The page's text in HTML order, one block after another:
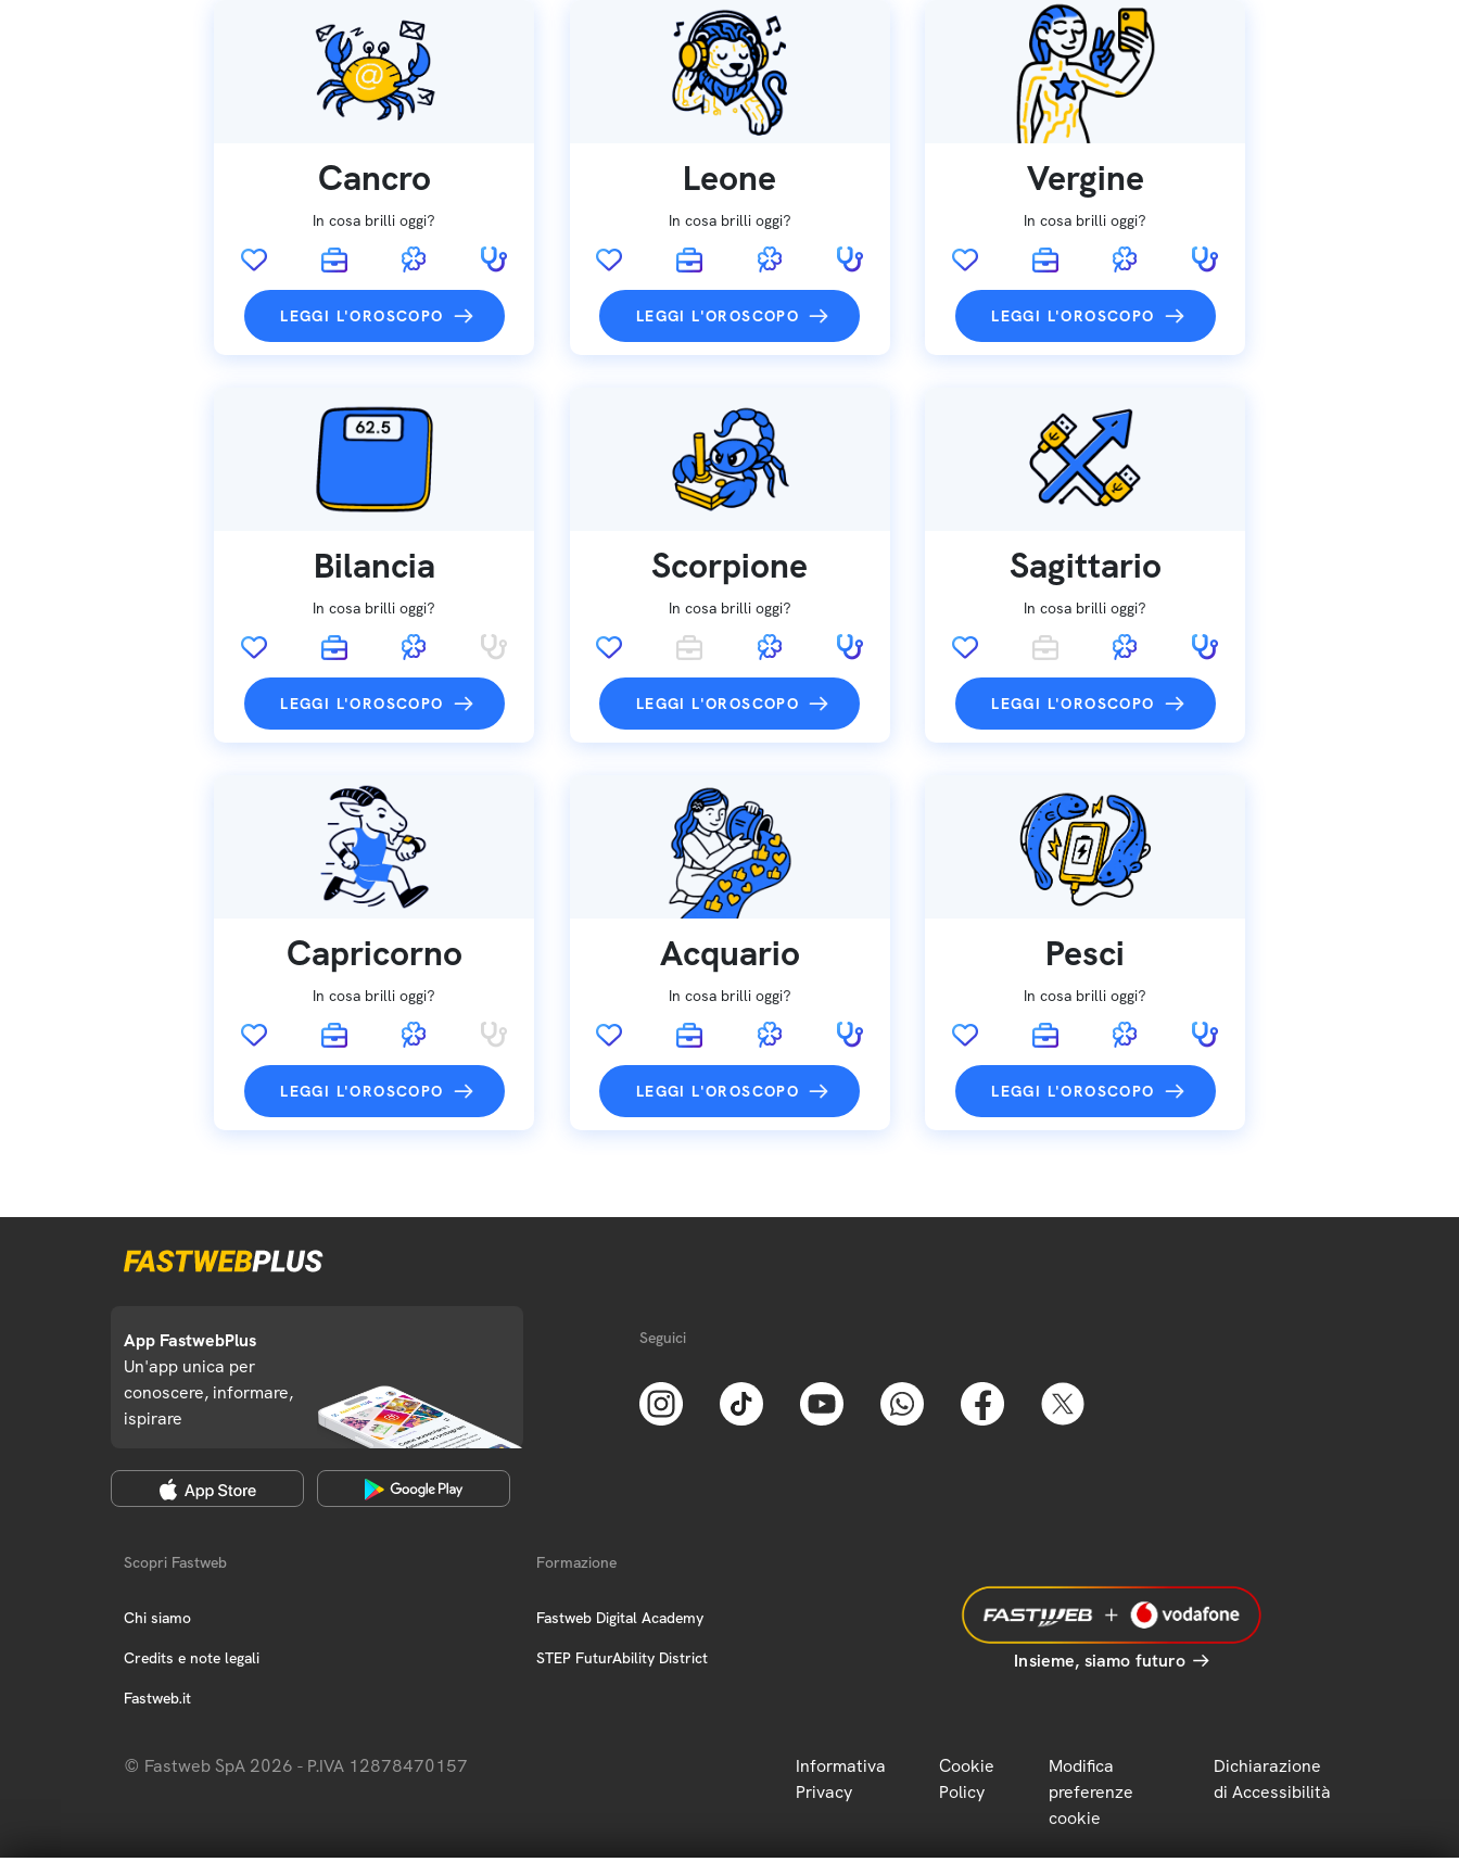
Cancro
In cosa brilli oggi?
LEGGI L'OROSCOPO
Leone
In cosa brilli oggi?
LEGGI L'OROSCOPO
Vergine
In cosa brilli oggi?
LEGGI L'OROSCOPO
Bilancia
In cosa brilli oggi?
LEGGI L'OROSCOPO
Scorpione
In cosa brilli oggi?
LEGGI L'OROSCOPO
Sagittario
In cosa brilli oggi?
LEGGI L'OROSCOPO
Capricorno
In cosa brilli oggi?
LEGGI L'OROSCOPO
Acquario
In cosa brilli oggi?
LEGGI L'OROSCOPO
Pesci
In cosa brilli oggi?
LEGGI L'OROSCOPO
App FastwebPlus
Un'app unica per
conoscere, informare,
ispirare
Seguici
Scopri Fastweb
Chi siamo
Credits e note legali
Fastweb.it
Formazione
Fastweb Digital Academy
STEP FuturAbility District Insieme, siamo futuro
© Fastweb SpA 2026 - P.IVA 12878470157
Informativa
Privacy
Cookie
Policy
Modifica
preferenze
cookie
Dichiarazione
di Accessibilità